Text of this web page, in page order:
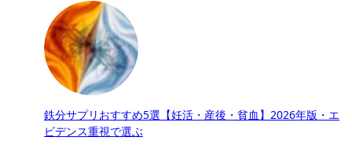
鉄分サプリおすすめ5選【妊活・産後・貧血】2026年版・エ
ビデンス重視で選ぶ